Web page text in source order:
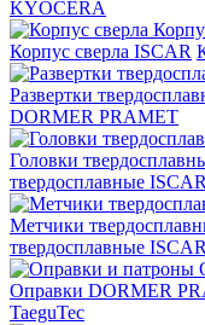
KYOCERA
Корпус сверла ISCAR
Развертки
DORMER PRAMET
Головки
твердосплавные ISCAR
Метчики
твердосплавные ISCAR
Оправки DORMER
TaeguTec